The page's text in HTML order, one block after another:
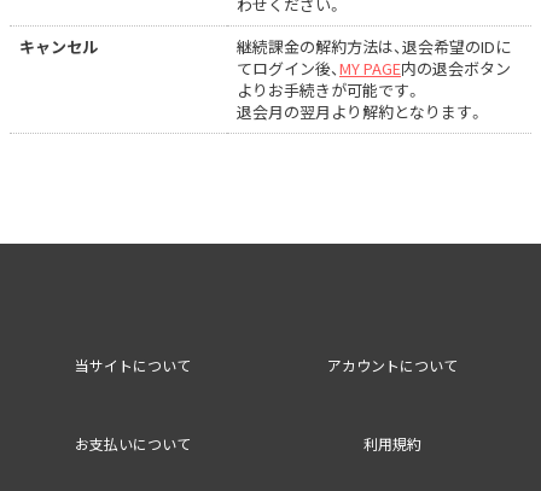
キャンセル
継続課金の解約方法は、退会希望のIDに
てログイン後、MY PAGE内の退会ボタン
よりお手続きが可能です。
退会月の翌月より解約となります。
当サイトについて アカウントについて
お支払いについて 利用規約